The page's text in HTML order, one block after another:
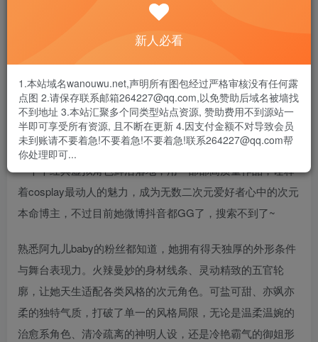
- 遇见解压密码不对、无法解压，请查看
- 资源失效/充值未到账/账号解禁...等问题请《提交工单》
个人介绍
阿九儿baby作为圈内极具人气、口碑绝佳的实力派coser达
人，她以热爱为笔，以匠心为墨，穿梭于各个次元世界，将
一个个经典虚拟角色鲜活落地，用一部部高质量作品，诠释
着cosplay最动人的魅力，成为无数二次元爱好者心中的次元
本命博主，不过目前她微博抖音都GG了，搜索不到了~
熟悉阿九儿baby的粉丝都知道，她拥有得天独厚的外形条件
与舞台表现力。火辣曼妙的身材线条、灵动精致的五官轮
廓，让她天生适配各类风格的次元角色。可盐可甜、亦飒亦
柔的独特气质，打破了单一的风格局限，无论是温柔温婉的
治愈系角色、清冷疏离的神明人设，还是冷艳霸气的御姐形
新人必看
1.本站域名wanouwu.net,声明所有图包经过严格审核没有任何露
点图 2.请保存联系邮箱264227@qq.com,以免赞助后域名被墙找
不到地址 3.本站汇聚多个同类型站点资源, 赞助费用不到源站一
半即可享受所有资源, 且不断在更新 4.因支付金额不对导致会员
未到账请不要着急!不要着急!不要着急!联系264227@qq.com帮
你处理即可...